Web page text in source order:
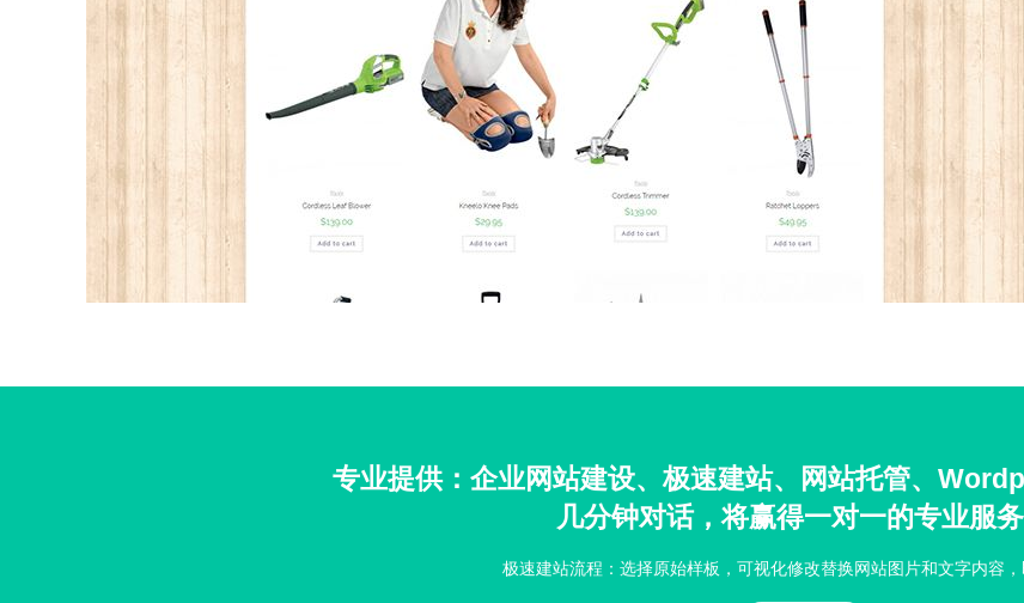
专业提供：企业网站建设、极速建站、网站托管、
几分钟对话，将赢得一对一的专业服务
极速建站流程：选择原始样板，可视化修改替换网站图片和文字内容，